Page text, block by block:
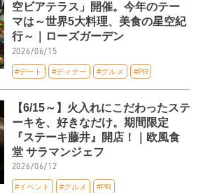
空ビアテラス」開催。今年のテー
マは～世界5大料理、美食の星空紀
行～｜ローズガーデン
2026/06/15
#デート #ディナー #グルメ #PR
【6/15～】火入れにこだわったステ
ーキを、好きなだけ。期間限定
『ステーキ藤井』開店！｜欧風食
堂 サラマンジェフ
2026/06/12
#イベント #グルメ #PR